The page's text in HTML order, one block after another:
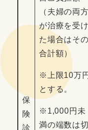
保
険
診
（夫婦の両方
が治療を受け
た場合はその
合計額）
※上限10万円
とする。
※1,000円未
満の端数は切